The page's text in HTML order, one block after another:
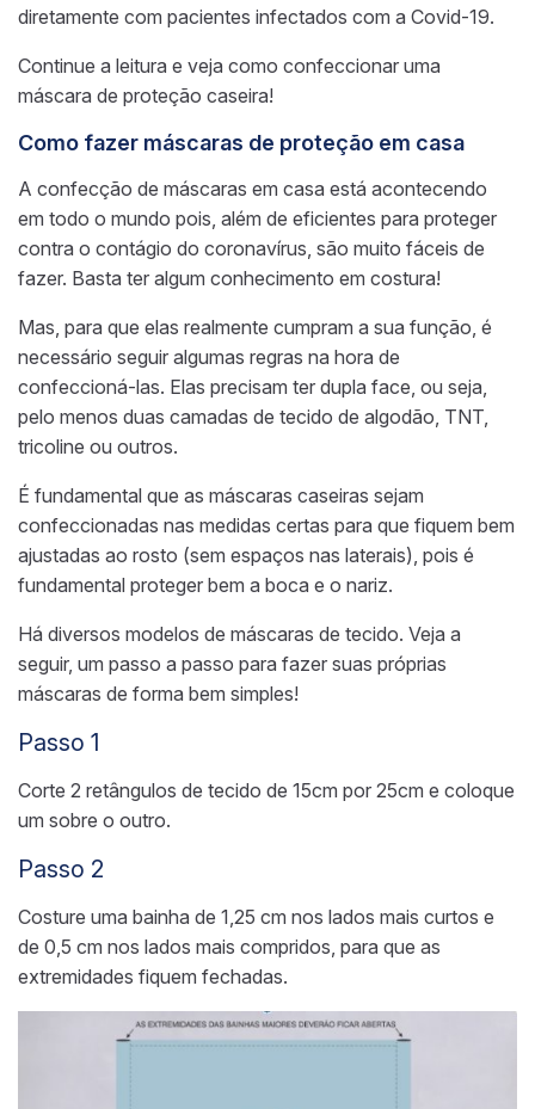
diretamente com pacientes infectados com a Covid-19.
Continue a leitura e veja como confeccionar uma
máscara de proteção caseira!
Como fazer máscaras de proteção em casa
A confecção de máscaras em casa está acontecendo
em todo o mundo pois, além de eficientes para proteger
contra o contágio do coronavírus, são muito fáceis de
fazer. Basta ter algum conhecimento em costura!
Mas, para que elas realmente cumpram a sua função, é
necessário seguir algumas regras na hora de
confeccioná-las. Elas precisam ter dupla face, ou seja,
pelo menos duas camadas de tecido de algodão, TNT,
tricoline ou outros.
É fundamental que as máscaras caseiras sejam
confeccionadas nas medidas certas para que fiquem bem
ajustadas ao rosto (sem espaços nas laterais), pois é
fundamental proteger bem a boca e o nariz.
Há diversos modelos de máscaras de tecido. Veja a
seguir, um passo a passo para fazer suas próprias
máscaras de forma bem simples!
Passo 1
Corte 2 retângulos de tecido de 15cm por 25cm e coloque
um sobre o outro.
Passo 2
Costure uma bainha de 1,25 cm nos lados mais curtos e
de 0,5 cm nos lados mais compridos, para que as
extremidades fiquem fechadas.